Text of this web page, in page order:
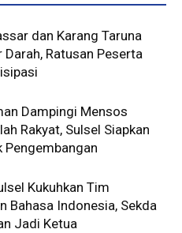
dan Karang Taruna
Darah, Ratusan Peserta
Dampingi Mensos
Rakyat, Sulsel Siapkan
Pengembangan
Kukuhkan Tim
Bahasa Indonesia, Sekda
Jadi Ketua